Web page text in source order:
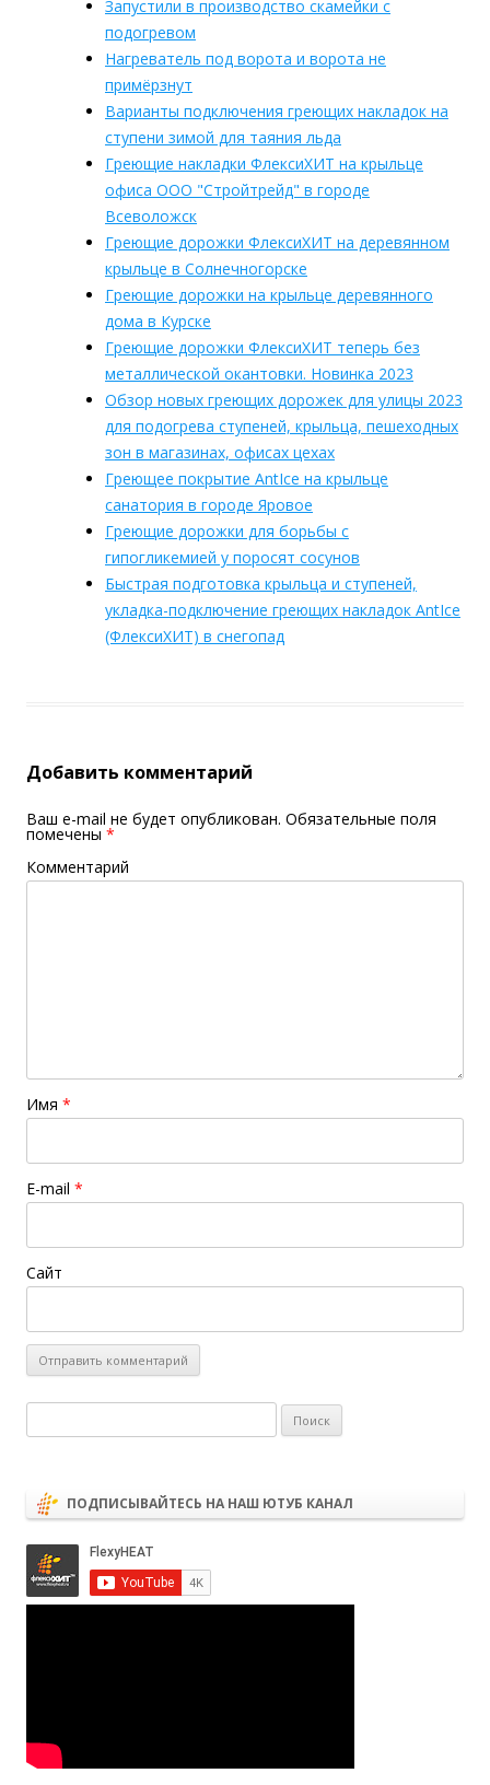
Запустили в производство скамейки с
подогревом
Нагреватель под ворота и ворота не
примёрзнут
Варианты подключения греющих накладок на
ступени зимой для таяния льда
Греющие накладки ФлексиХИТ на крыльце
офиса ООО "Стройтрейд" в городе
Всеволожск
Греющие дорожки ФлексиХИТ на деревянном
крыльце в Солнечногорске
Греющие дорожки на крыльце деревянного
дома в Курске
Греющие дорожки ФлексиХИТ теперь без
металлической окантовки. Новинка 2023
Обзор новых греющих дорожек для улицы 2023
для подогрева ступеней, крыльца, пешеходных
зон в магазинах, офисах цехах
Греющее покрытие AntIce​ на крыльце
санатория в городе Яровое
Греющие дорожки для борьбы с
гипогликемией у поросят сосунов
Быстрая подготовка крыльца и ступеней,
укладка-подключение греющих накладок AntIce
(ФлексиХИТ) в снегопад
Добавить комментарий
Ваш e-mail не будет опубликован. Обязательные поля
помечены *
Комментарий
Имя *
E-mail *
Сайт
ПОДПИСЫВАЙТЕСЬ НА НАШ ЮТУБ КАНАЛ